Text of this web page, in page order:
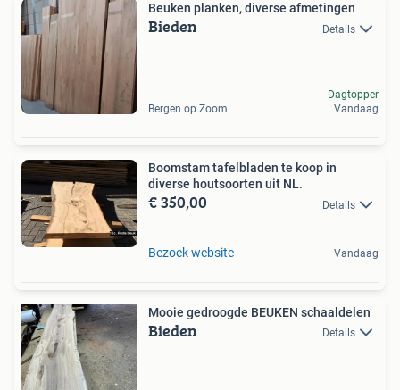
Beuken planken, diverse afmetingen
Bieden Details
Bergen op Zoom
Dagtopper
Vandaag
Boomstam tafelbladen te koop in
diverse houtsoorten uit NL.
€ 350,00 Details
Bezoek website Vandaag
Mooie gedroogde BEUKEN schaaldelen
Bieden Details